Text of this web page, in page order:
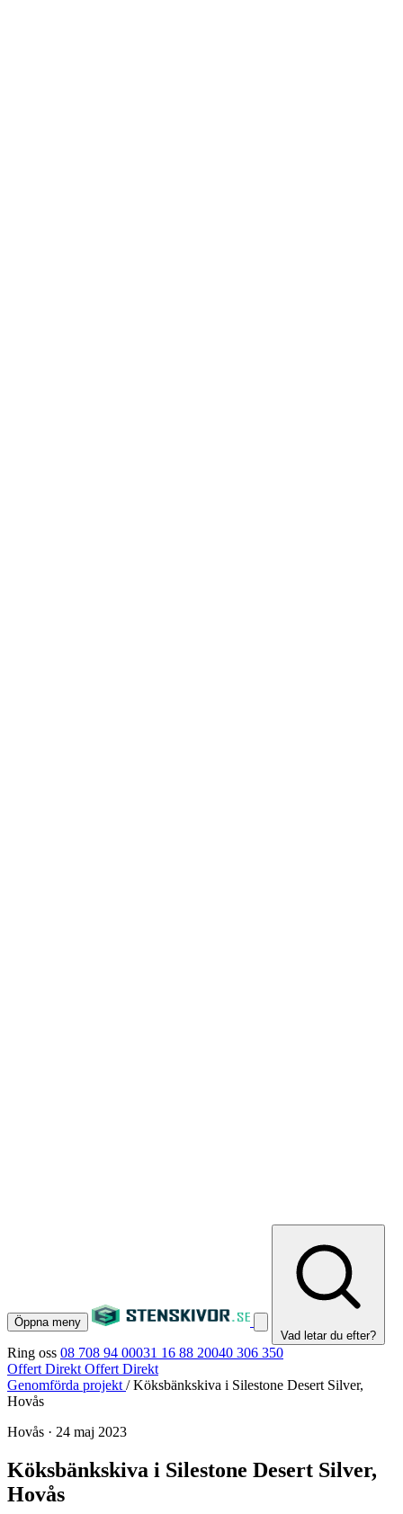
Öppna meny
Vad letar du efter?
Ring oss 08 708 94 00031 16 88 20040 306 350
Offert Direkt Offert Direkt
Genomförda projekt / Köksbänkskiva i Silestone Desert Silver,
Hovås
Hovås · 24 maj 2023
Köksbänkskiva i Silestone Desert Silver,
Hovås